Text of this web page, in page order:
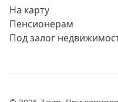
На карту
Пенсионерам
Под залог